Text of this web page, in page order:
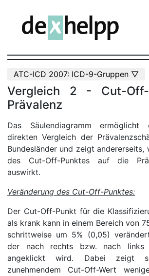
ATC-ICD 2007: ICD-9-Gruppen ▽
Vergleich 2 - Cut-Off-
Prävalenz
Das Säulendiagramm ermöglicht
direkten Vergleich der
Bundesländer und zeigt andererseits,
des Cut-Off-Punktes auf die
auswirkt.
Veränderung des Cut-Off-Punktes:
Der Cut-Off-Punkt für die
als krank kann in einem Bereich von
schrittweise um 5% (0,05)
der nach rechts bzw. nach links
angeklickt wird. Dabei zeigt
zunehmendem Cut-Off-Wert